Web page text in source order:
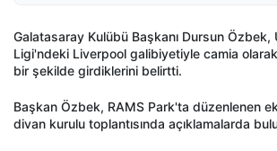
Galatasaray Kulübü Başkanı Dursun Özbek,
Ligi'ndeki Liverpool galibiyetiyle camia
bir şekilde girdiklerini belirtti.
Başkan Özbek, RAMS Park'ta düzenlenen
divan kurulu toplantısında açıklamalarda